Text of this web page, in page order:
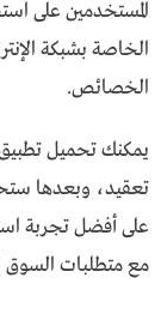
المستخدمين على
الخاصة بشبكة
الخصائص.
يمكنك تحميل
تعقيد، وبعدها
على أفضل تجربة
مع متطلبات السوق